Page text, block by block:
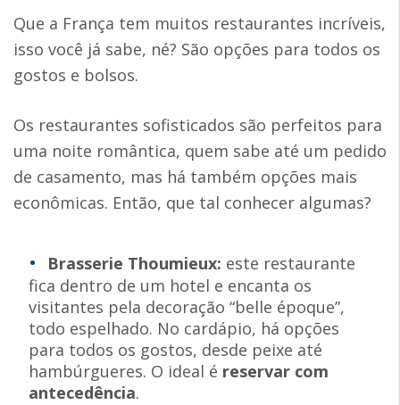
Que a França tem muitos restaurantes incríveis,
isso você já sabe, né? São opções para todos os
gostos e bolsos.
Os restaurantes sofisticados são perfeitos para
uma noite romântica, quem sabe até um pedido
de casamento, mas há também opções mais
econômicas. Então, que tal conhecer algumas?
Brasserie Thoumieux: este restaurante
fica dentro de um hotel e encanta os
visitantes pela decoração “belle époque”,
todo espelhado. No cardápio, há opções
para todos os gostos, desde peixe até
hambúrgueres. O ideal é reservar com
antecedência.